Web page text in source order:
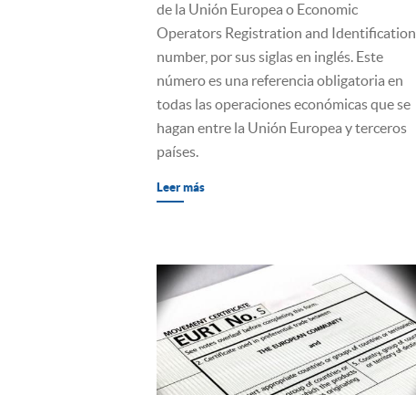
de la Unión Europea o Economic
Operators Registration and Identification
number, por sus siglas en inglés. Este
número es una referencia obligatoria en
todas las operaciones económicas que se
hagan entre la Unión Europea y terceros
países.
Leer más